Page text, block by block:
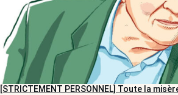
[STRICTEMENT PERSONNEL] Toute la